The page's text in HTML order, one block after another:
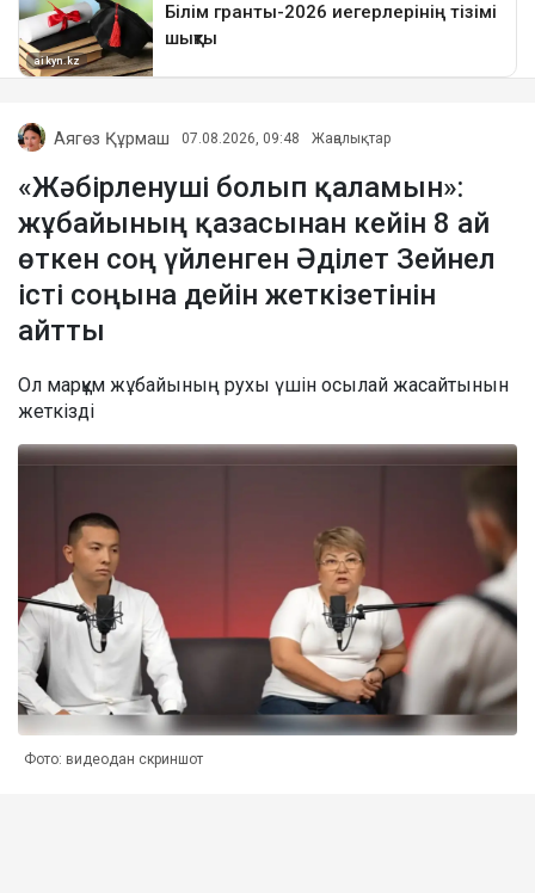
Аягөз Құрмаш 07.08.2026, 09:48 Жаңалықтар
«Жәбірленуші болып қаламын»:
жұбайының қазасынан кейін 8 ай
өткен соң үйленген Әділет Зейнел
істі соңына дейін жеткізетінін
айтты
Ол марқұм жұбайының рухы үшін осылай жасайтынын
жеткізді
Фото: видеодан скриншот